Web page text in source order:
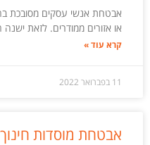
אבטחת אנשי עסקים מסובכת
או אזורים ממודרים. לזאת
קרא עוד »
11 בפברואר 2022
אבטחת מוסדות חינוך